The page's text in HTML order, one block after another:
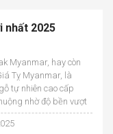
nhất 2025
Myanmar, hay còn
Tỵ Myanmar, là
tự nhiên cao cấp
nhờ độ bền vượt
chống nước và vẻ
Với những ai